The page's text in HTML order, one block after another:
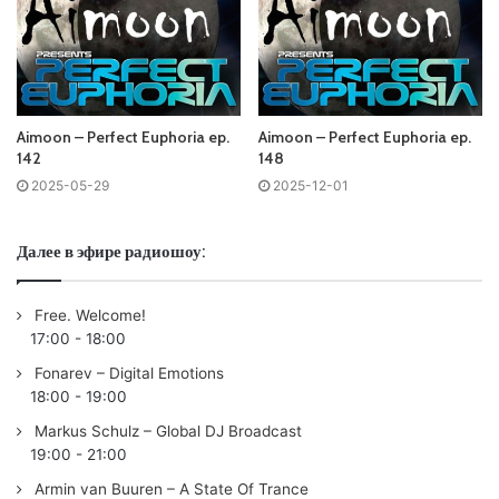
Tracklist:
No playlist
02:43 #02 Greg Oakland featuring Jaime Deraz – Ethereal
06:43 #03 Dennis Sheperd & Gid Sedgwick – Happier
Than Now /Black Hole/
10:18 #04 Stoneface & Terminal x Aldous featuring Faus –
Burn So Bright (Aldous Progressive Mix) /In Trance We
Trust/
14:05 #05 Kataploks – 4 Your Love /Elpida/
Aimoon – Perfect Euphoria ep.
142
2025-05-29
Aimoon – Perfect Euphoria ep.
148
2025-12-01
Далее в эфире радиошоу:
Free. Welcome!
17:00 - 18:00
Fonarev – Digital Emotions
18:00 - 19:00
Markus Schulz – Global DJ Broadcast
19:00 - 21:00
Armin van Buuren – A State Of Trance